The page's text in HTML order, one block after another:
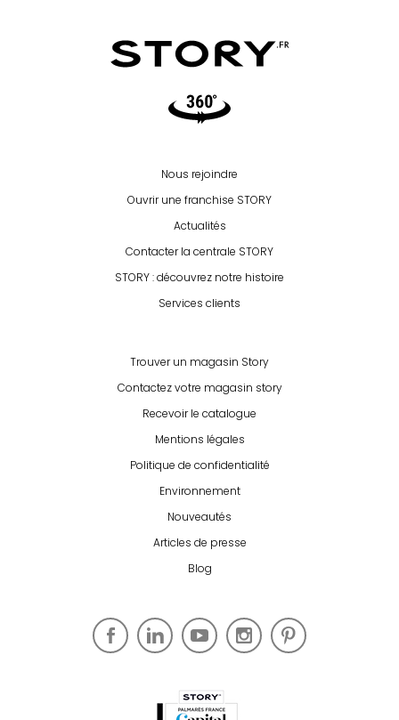
Video360
Nous rejoindre
Ouvrir une franchise STORY
Actualités
Contacter la centrale STORY
STORY : découvrez notre histoire
Services clients
Trouver un magasin Story
Contactez votre magasin story
Recevoir le catalogue
Mentions légales
Politique de confidentialité
Environnement
Nouveautés
Articles de presse
Blog